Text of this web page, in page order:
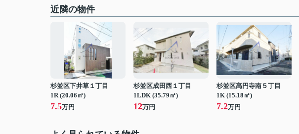
近隣の物件
杉並区下井草１丁目
1R (20.06㎡)
7.5万円
杉並区成田西１丁目
1LDK (35.79㎡)
12万円
杉並区高円寺南５丁目
1K (15.18㎡)
7.2万円